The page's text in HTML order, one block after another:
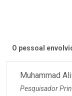
O pessoal
Muhammad
Pesquisador